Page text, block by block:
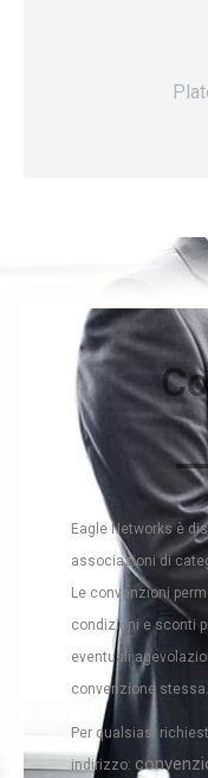
Eagle Networks è
associazioni di
Le convenzioni
condizioni e sconti
eventuali
convenzione stessa.
Per qualsiasi
indirizzo: